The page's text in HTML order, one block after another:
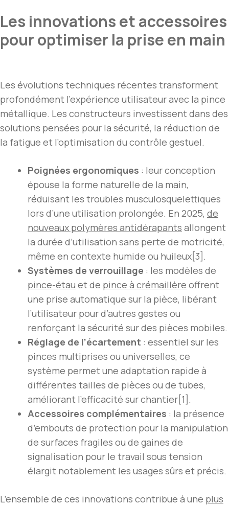
Les innovations et accessoires
pour optimiser la prise en main
Les évolutions techniques récentes transforment
profondément l’expérience utilisateur avec la pince
métallique. Les constructeurs investissent dans des
solutions pensées pour la sécurité, la réduction de
la fatigue et l’optimisation du contrôle gestuel.
Poignées ergonomiques : leur conception
épouse la forme naturelle de la main,
réduisant les troubles musculosquelettiques
lors d’une utilisation prolongée. En 2025, de
nouveaux polymères antidérapants allongent
la durée d’utilisation sans perte de motricité,
même en contexte humide ou huileux[3].
Systèmes de verrouillage : les modèles de
pince-étau et de pince à crémaillère offrent
une prise automatique sur la pièce, libérant
l’utilisateur pour d’autres gestes ou
renforçant la sécurité sur des pièces mobiles.
Réglage de l’écartement : essentiel sur les
pinces multiprises ou universelles, ce
système permet une adaptation rapide à
différentes tailles de pièces ou de tubes,
améliorant l’efficacité sur chantier[1].
Accessoires complémentaires : la présence
d’embouts de protection pour la manipulation
de surfaces fragiles ou de gaines de
signalisation pour le travail sous tension
élargit notablement les usages sûrs et précis.
L’ensemble de ces innovations contribue à une plus